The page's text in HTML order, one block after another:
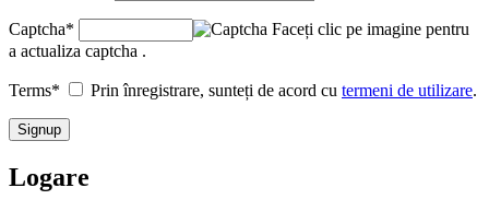
Captcha*
Faceți clic pe imagine pentru
a actualiza captcha .
Terms* Prin înregistrare, sunteți de acord cu termeni de utilizare.
Logare